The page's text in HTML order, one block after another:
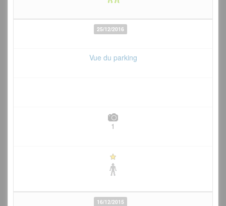
25/12/2016
Vue du parking
1
16/12/2015